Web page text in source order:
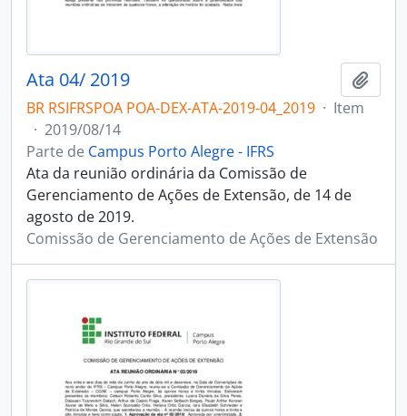
Ata 04/ 2019
BR RSIFRSPOA POA-DEX-ATA-2019-04_2019 · Item
· 2019/08/14
Parte de Campus Porto Alegre - IFRS
Ata da reunião ordinária da Comissão de
Gerenciamento de Ações de Extensão, de 14 de
agosto de 2019.
Comissão de Gerenciamento de Ações de Extensão